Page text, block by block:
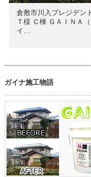
倉敷市川入プレジデン
Ｔ様 Ｃ棟 ＧＡＩＮＡ
イ…
ガイナ施工物語